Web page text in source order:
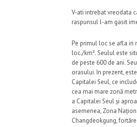
V-ati intrebat vreodata
raspunsul l-am gasit
Pe primul loc se afla in
loc./km². Seulul este
de peste 600 de ani.
orasului. In prezent,
Capitalei Seul, ce
cea mai mare zonă
a Capitalei Seul și
asemenea, Zona
Changdeokgung,